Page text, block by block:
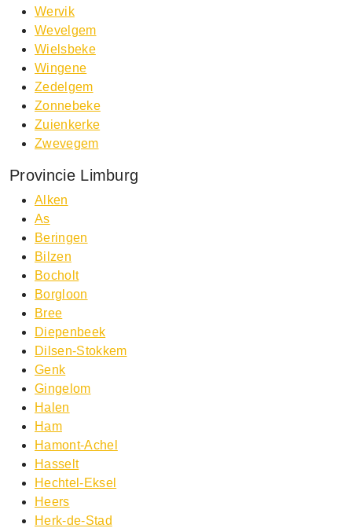
Wervik
Wevelgem
Wielsbeke
Wingene
Zedelgem
Zonnebeke
Zuienkerke
Zwevegem
Provincie Limburg
Alken
As
Beringen
Bilzen
Bocholt
Borgloon
Bree
Diepenbeek
Dilsen-Stokkem
Genk
Gingelom
Halen
Ham
Hamont-Achel
Hasselt
Hechtel-Eksel
Heers
Herk-de-Stad